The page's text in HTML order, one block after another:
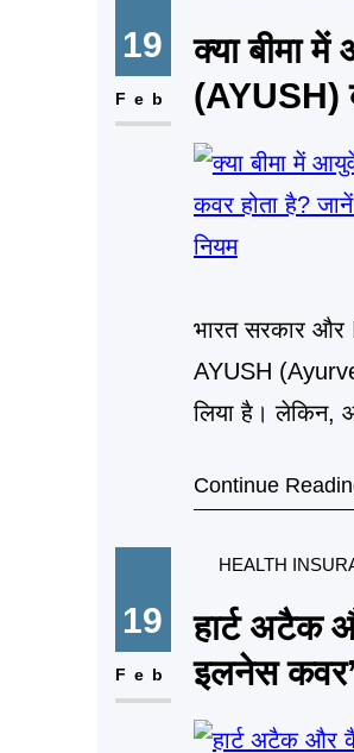
19
Feb
क्या बीमा
(AYUSH)
भारत सरकार और
AYUSH
लिया है। लेकिन,
Continue
19
Feb
HEALTH
हार्ट अटैक
इलनेस